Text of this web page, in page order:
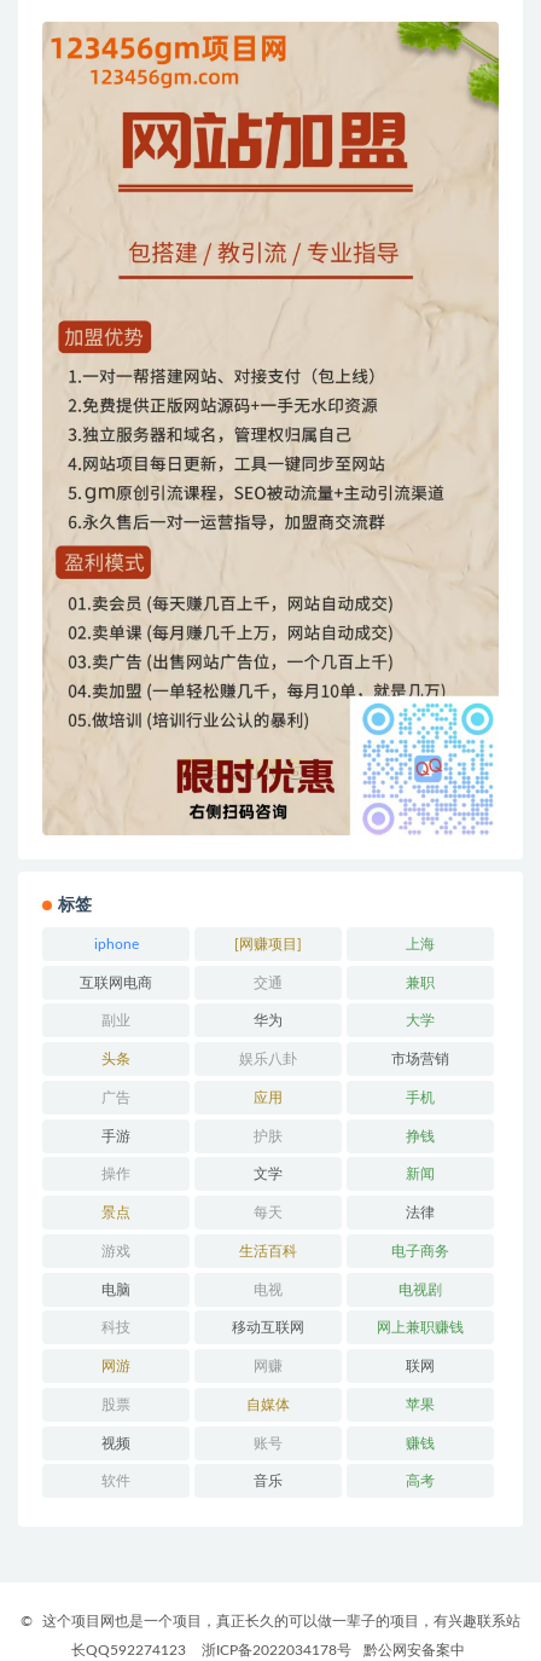
标签
iphone [网赚项目] 上海
互联网电商 交通 兼职
副业 华为 大学
头条 娱乐八卦 市场营销
广告 应用 手机
手游 护肤 挣钱
操作 文学 新闻
景点 每天 法律
游戏 生活百科 电子商务
电脑 电视 电视剧
科技 移动互联网 网上兼职赚钱
网游 网赚 联网
股票 自媒体 苹果
视频 账号 赚钱
软件 音乐 高考
©
这个项目网也是一个项目，真正长久的可以做一辈子的项目，有兴趣联系站
长QQ592274123
浙ICP备2022034178号 黔公网安备案中